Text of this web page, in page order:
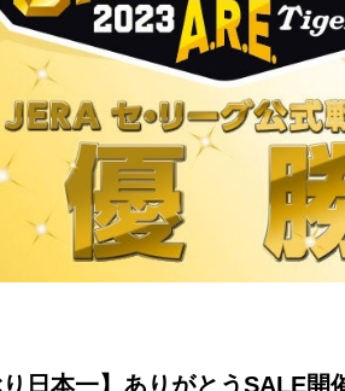
り日本一】ありがとうSALE開